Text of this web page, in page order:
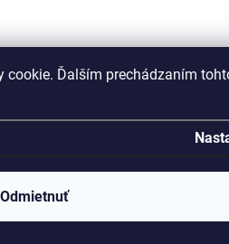
cookie. Ďalším prechádzaním
Odmietnuť